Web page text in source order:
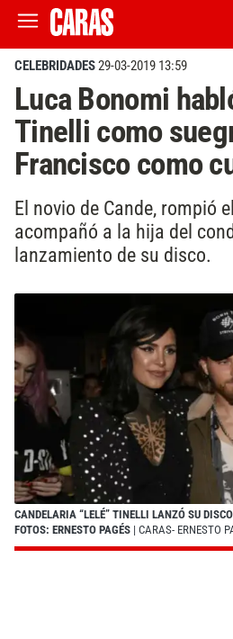
CELEBRIDADES29-03-2019 13:59
Luca Bonomi
Tinelli como
Francisco como
El novio de Cande, rompió
acompañó a la hija del
lanzamiento de su disco.
CANDELARIA “LELÉ” TINELLI LANZÓ SU
FOTOS: ERNESTO PAGÉS | CARAS- ERNESTO